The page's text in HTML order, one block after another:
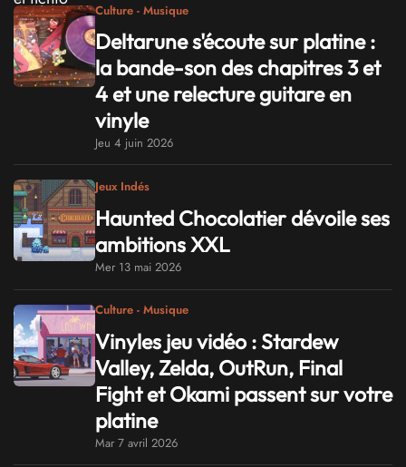
Culture - Musique
Deltarune s'écoute sur platine :
la bande-son des chapitres 3 et
4 et une relecture guitare en
vinyle
Jeu 4 juin 2026
Jeux Indés
Haunted Chocolatier dévoile ses
ambitions XXL
Mer 13 mai 2026
Culture - Musique
Vinyles jeu vidéo : Stardew
Valley, Zelda, OutRun, Final
Fight et Okami passent sur votre
platine
Mar 7 avril 2026